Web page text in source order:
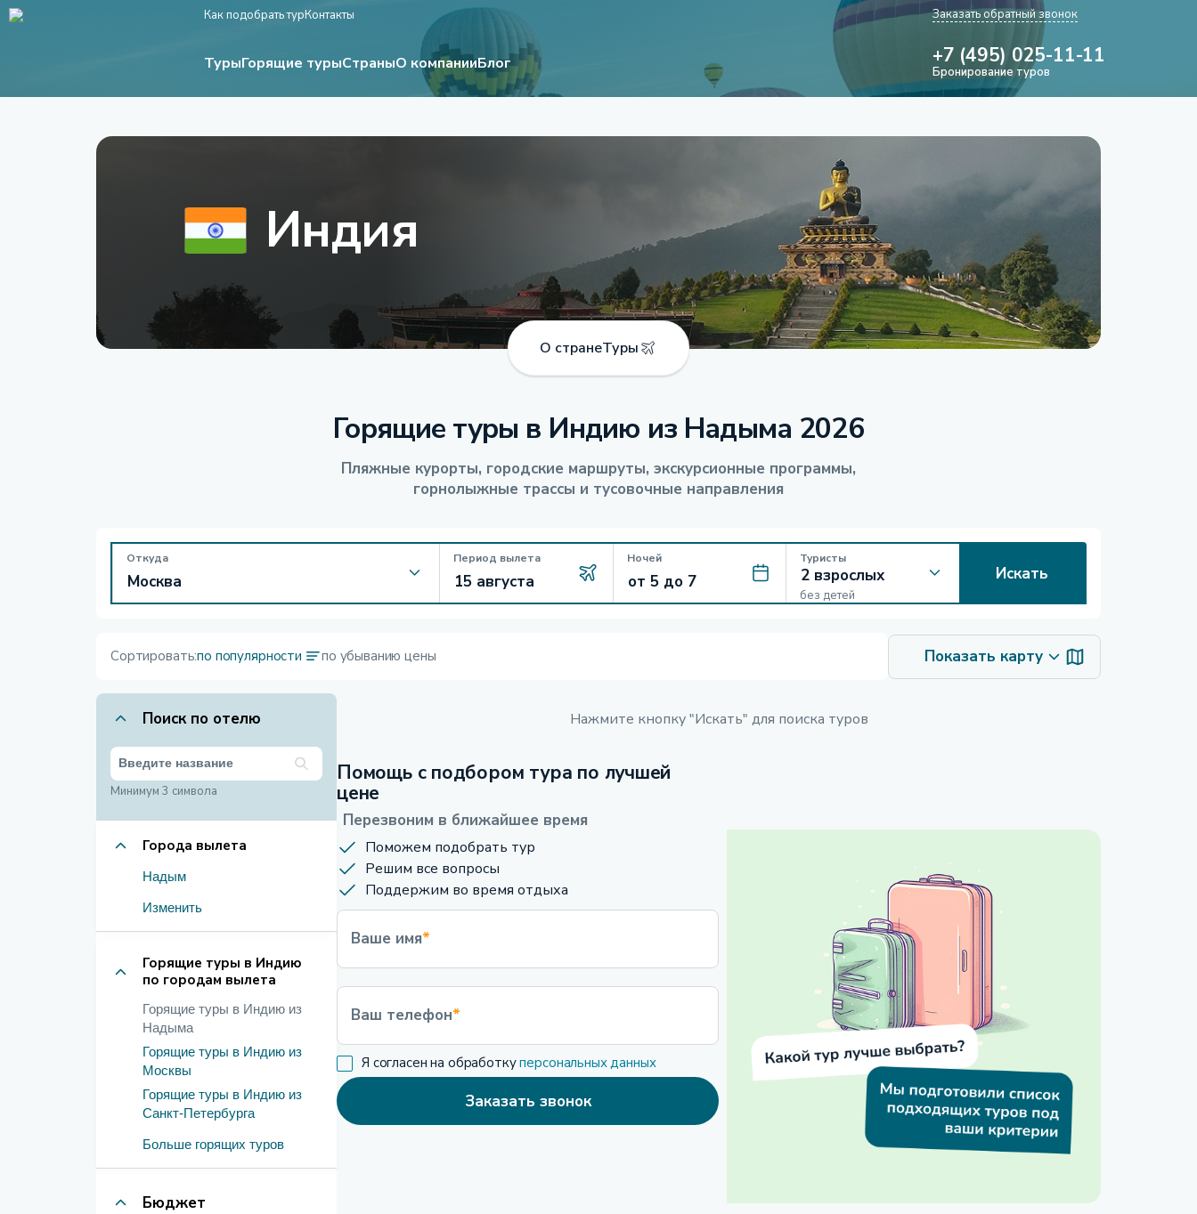
Как подобрать турКонтакты
ТурыГорящие турыСтраныО компанииБлог
Заказать обратный звонок
+7 (495) 025-11-11
Бронирование туров
Индия
О странеТуры
Горящие туры в Индию из Надыма 2026
Пляжные курорты, городские маршруты, экскурсионные программы,
горнолыжные трассы и тусовочные направления
Откуда Период вылета Ночей Туристы
без детей
Искать
Сортировать:по популярности по убыванию цены Показать карту
Поиск по отелю
Минимум 3 символа
Города вылета
Надым
Изменить
Горящие туры в Индию
по городам вылета
Горящие туры в Индию из
Надыма
Горящие туры в Индию из
Москвы
Горящие туры в Индию из
Санкт-Петербурга
Больше горящих туров
Бюджет
Нажмите кнопку "Искать" для поиска туров
Помощь с подбором тура по лучшей
цене
Перезвоним в ближайшее время
Поможем подобрать тур
Решим все вопросы
Поддержим во время отдыха
Ваше имя*
Ваш телефон*
Я согласен на обработкуперсональных данных
Заказать звонок